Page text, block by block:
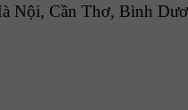
Nội, Cần Thơ, Bình